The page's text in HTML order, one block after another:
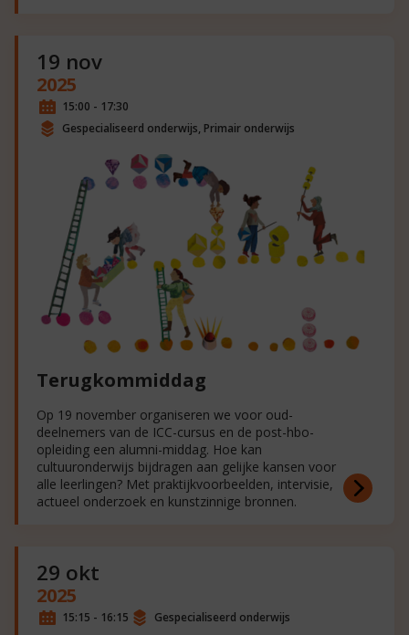
19 nov
2025
15:00 - 17:30
Gespecialiseerd onderwijs, Primair onderwijs
Terugkommiddag
Op 19 november organiseren we voor oud-
deelnemers van de ICC-cursus en de post-hbo-
opleiding een alumni-middag. Hoe kan
cultuuronderwijs bijdragen aan gelijke kansen voor
alle leerlingen? Met praktijkvoorbeelden, intervisie,
actueel onderzoek en kunstzinnige bronnen.
29 okt
2025
15:15 - 16:15 Gespecialiseerd onderwijs